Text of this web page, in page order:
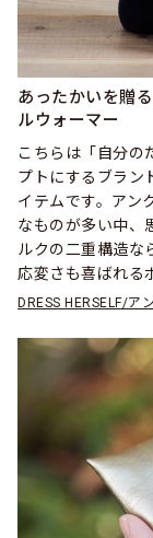
あったかいを贈
ルウォーマー
こちらは「自分の
プトにするブラン
イテムです。アン
なものが多い中、
ルクの二重構造な
応変さも喜ばれる
DRESS HERSELF/ア